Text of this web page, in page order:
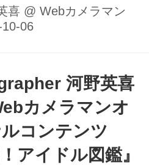
ろん､週替わりの撮影小
ポイントだ｡ファインダー
堪能しよう。
喜 @ Webカメラマン
河野英喜
カメラマンオ
コンテンツ
！アイドル図鑑』